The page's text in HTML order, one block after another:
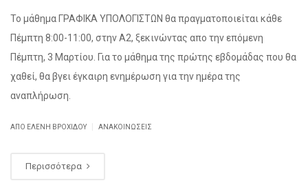
Το μάθημα ΓΡΑΦΙΚΑ ΥΠΟΛΟΓΙΣΤΩΝ θα πραγματοποιείται κάθε
Πέμπτη 8:00-11:00, στην Α2, ξεκινώντας απο την επόμενη
Πέμπτη, 3 Μαρτίου. Για το μάθημα της πρώτης εβδομάδας που θα
χαθεί, θα βγει έγκαιρη ενημέρωση για την ημέρα της
αναπλήρωση.
ΑΠΌ ΕΛΈΝΗ ΒΡΟΧΊΔΟΥ ΑΝΑΚΟΙΝΏΣΕΙΣ
Περισσότερα